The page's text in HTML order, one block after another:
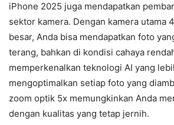
iPhone 2025 juga mendapatkan
sektor kamera. Dengan kamera utama
besar, Anda bisa mendapatkan foto
terang, bahkan di kondisi cahaya
memperkenalkan teknologi AI yang
mengoptimalkan setiap foto yang
zoom optik 5x memungkinkan Anda
dengan kualitas yang tetap jernih.